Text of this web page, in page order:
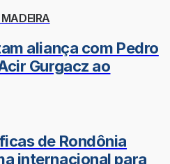
aliança com Pedro
Gurgacz ao
de Rondônia
internacional para